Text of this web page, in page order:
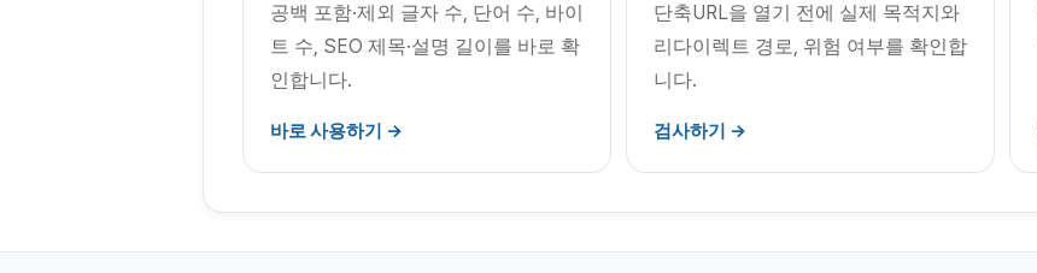
공백 포함·제외 글자 수, 단어 수, 바이
트 수, SEO 제목·설명 길이를 바로 확
인합니다.
바로 사용하기 →
단축URL을 열기 전에 실제 목적지와
리다이렉트 경로, 위험 여부를 확인합
니다.
검사하기 →